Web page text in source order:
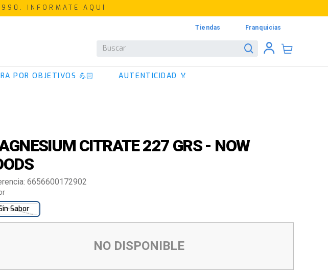
INFORMATE AQUÍ
Tiendas Franquicias
Buscar
POR OBJETIVOS 💪🏻 AUTENTICIDAD 🏅
CITRATE 227 GRS - NOW
: 6656600172902
Sabor
NO DISPONIBLE